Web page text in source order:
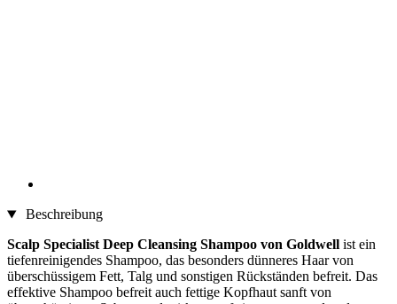
Beschreibung
Scalp Specialist Deep Cleansing Shampoo von Goldwell ist ein
tiefenreinigendes Shampoo, das besonders dünneres Haar von
überschüssigem Fett, Talg und sonstigen Rückständen befreit. Das
effektive Shampoo befreit auch fettige Kopfhaut sanft von